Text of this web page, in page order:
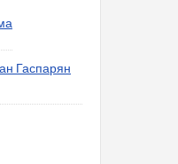
Гаспарян